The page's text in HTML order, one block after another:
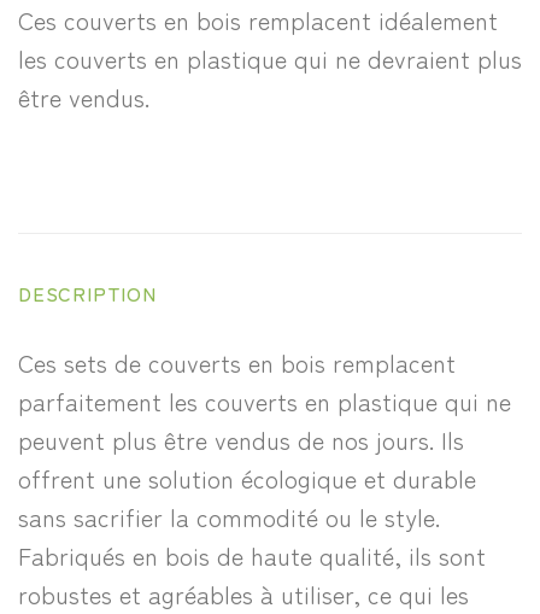
Ces couverts en bois remplacent idéalement
les couverts en plastique qui ne devraient plus
être vendus.
DESCRIPTION
Ces sets de couverts en bois remplacent
parfaitement les couverts en plastique qui ne
peuvent plus être vendus de nos jours. Ils
offrent une solution écologique et durable
sans sacrifier la commodité ou le style.
Fabriqués en bois de haute qualité, ils sont
robustes et agréables à utiliser, ce qui les